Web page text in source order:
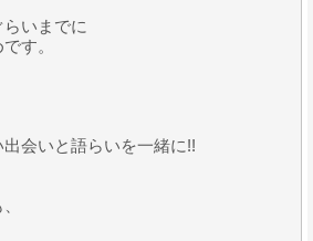
いまでに
す。
会いと語らいを一緒に!!